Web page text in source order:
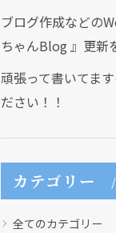
ブログ作成などの
ちゃんBlog 』更新
頑張って書いてま
ださい！！
カテゴリー
全てのカテゴリー